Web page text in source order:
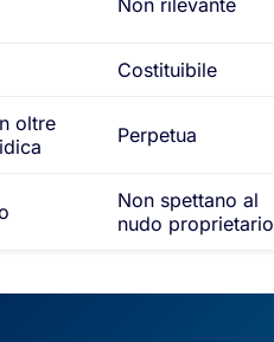
Non rilevante
Costituibile
oltre
Perpetua
Non spettano al
nudo proprietario